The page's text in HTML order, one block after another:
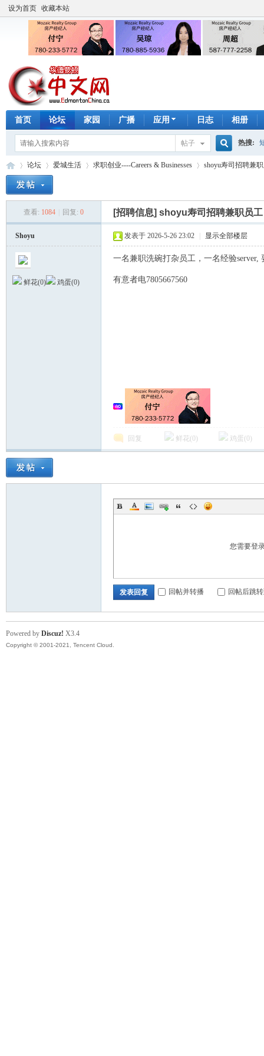
设为首页 收藏本站
首页 论坛 家园 广播 应用 日志 相册
帖子
搜
索
热搜:
手工皂
蒙
论坛
›
爱城生活
›
求职创业----Careers & Businesses
›
shoyu寿司招聘兼
查看: 1084 回复: 0 [招聘信息] shoyu寿司招聘兼职员工
Shoyu
鲜花(0) 鸡蛋(0)
发表于 2026-5-26 23:02 显示全部楼层
一名兼职洗碗打杂员工，一名经验server,
有意者电7805667560
回复 鲜花( 0 ) 鸡蛋( 0 )
您需要登
发表回复 回帖并转播 回帖后跳
Powered by Discuz! X3.4
Copyright © 2001-2021, Tencent Cloud.